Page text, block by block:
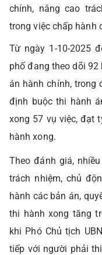
chính, nâng cao
trong việc chấp hành
Từ ngày 1-10-2025
phố đang theo dõi 92
án hành chính, trong
định buộc thi hành
xong 57 vụ việc, đạt
hành xong.
Theo đánh giá,
trách nhiệm, chủ
hành các bản án,
thi hành xong tăng
khi Phó Chủ tịch
tiếp với người phải